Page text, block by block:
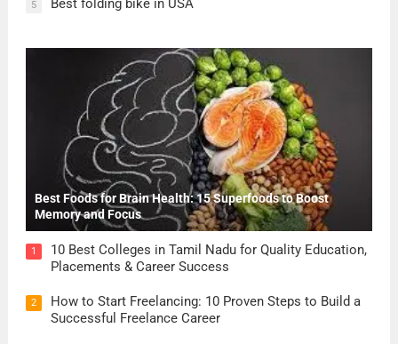
5 Best folding bike in USA
Best Foods for Brain Health: 15 Superfoods to Boost
Memory and Focus
1
10 Best Colleges in Tamil Nadu for Quality Education,
Placements & Career Success
2
How to Start Freelancing: 10 Proven Steps to Build a
Successful Freelance Career